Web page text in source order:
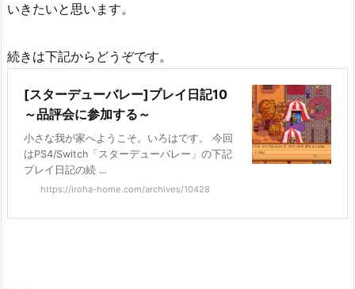
いきたいと思います。
続きは下記からどうぞです。
[スターデューバレー]プレイ日記10
～品評会に参加する～
小さな我が家へようこそ。いろはです。 今回
はPS4/Switch「スターデューバレー」の下記
プレイ日記の続 ...
https://iroha-home.com/archives/10428